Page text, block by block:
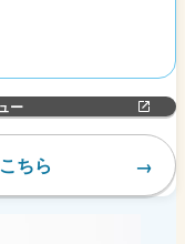
ー
ちら